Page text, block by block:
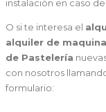
instalación en caso
O si te interesa el
alquiler de
de Pastelería
con nosotros
formulario: